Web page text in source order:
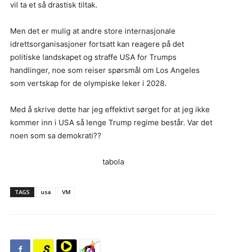
vil ta et så drastisk tiltak.
Men det er mulig at andre store internasjonale
idrettsorganisasjoner fortsatt kan reagere på det
politiske landskapet og straffe USA for Trumps
handlinger, noe som reiser spørsmål om Los Angeles
som vertskap for de olympiske leker i 2028.
Med å skrive dette har jeg effektivt sørget for at jeg ikke
kommer inn i USA så lenge Trump regime består. Var det
noen som sa demokrati??
tabola
TAGS usa VM